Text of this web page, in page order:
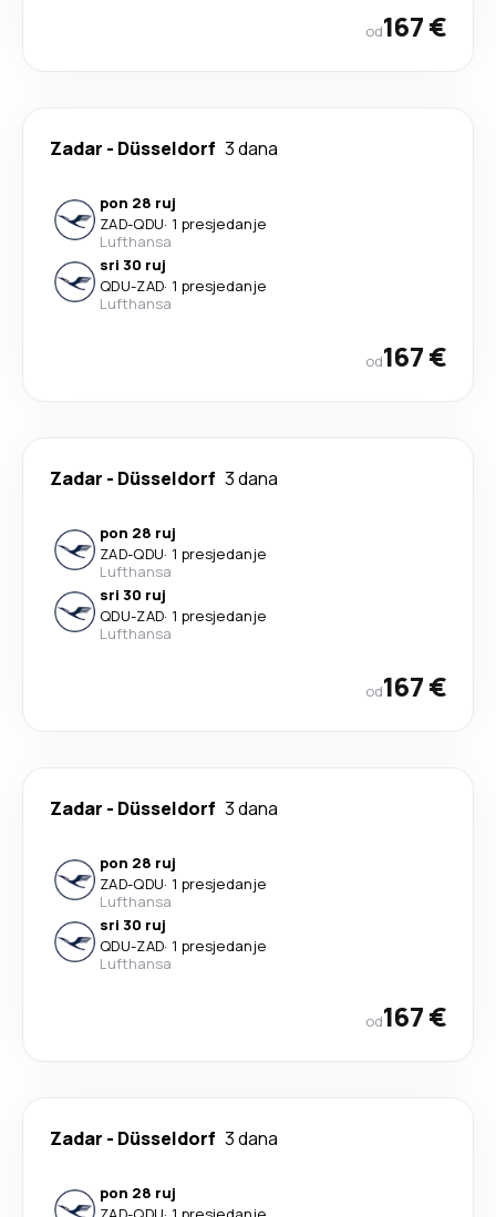
od167 €
Zadar - Düsseldorf 3 dana
pon 28 ruj
ZAD-QDU· 1 presjedanje
Lufthansa
sri 30 ruj
QDU-ZAD· 1 presjedanje
Lufthansa
od167 €
Zadar - Düsseldorf 3 dana
pon 28 ruj
ZAD-QDU· 1 presjedanje
Lufthansa
sri 30 ruj
QDU-ZAD· 1 presjedanje
Lufthansa
od167 €
Zadar - Düsseldorf 3 dana
pon 28 ruj
ZAD-QDU· 1 presjedanje
Lufthansa
sri 30 ruj
QDU-ZAD· 1 presjedanje
Lufthansa
od167 €
Zadar - Düsseldorf 3 dana
pon 28 ruj